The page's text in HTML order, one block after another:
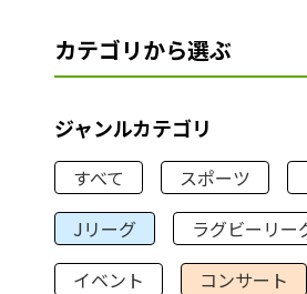
カテゴリから選ぶ
ジャンルカテゴリ
すべて スポーツ
Jリーグ
ラグビーリー
イベント
コンサート